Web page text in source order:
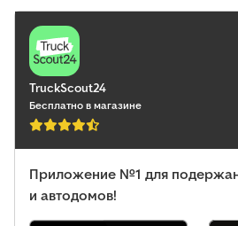
TruckScout24
Бесплатно в магазине
Приложение №1 для
и автодомов!